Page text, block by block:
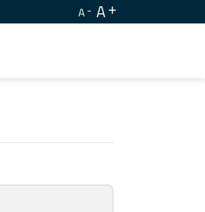
A A